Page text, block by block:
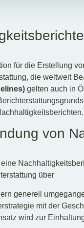
für die Erstellung
die weltweit
gelten auch in
von
über
generell
mit der
wird zur